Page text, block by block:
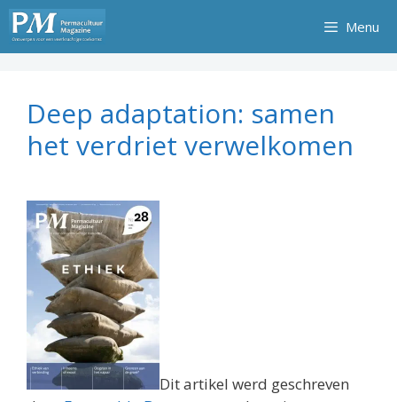
Ga
naar
de
Menu
Deep adaptation: samen
het verdriet verwelkomen
Dit artikel werd geschreven